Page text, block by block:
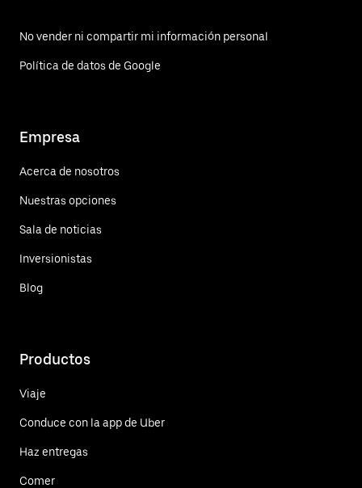
No vender ni compartir mi información personal
Política de datos de Google
Empresa
Acerca de nosotros
Nuestras opciones
Sala de noticias
Inversionistas
Blog
Productos
Viaje
Conduce con la app de Uber
Haz entregas
Comer